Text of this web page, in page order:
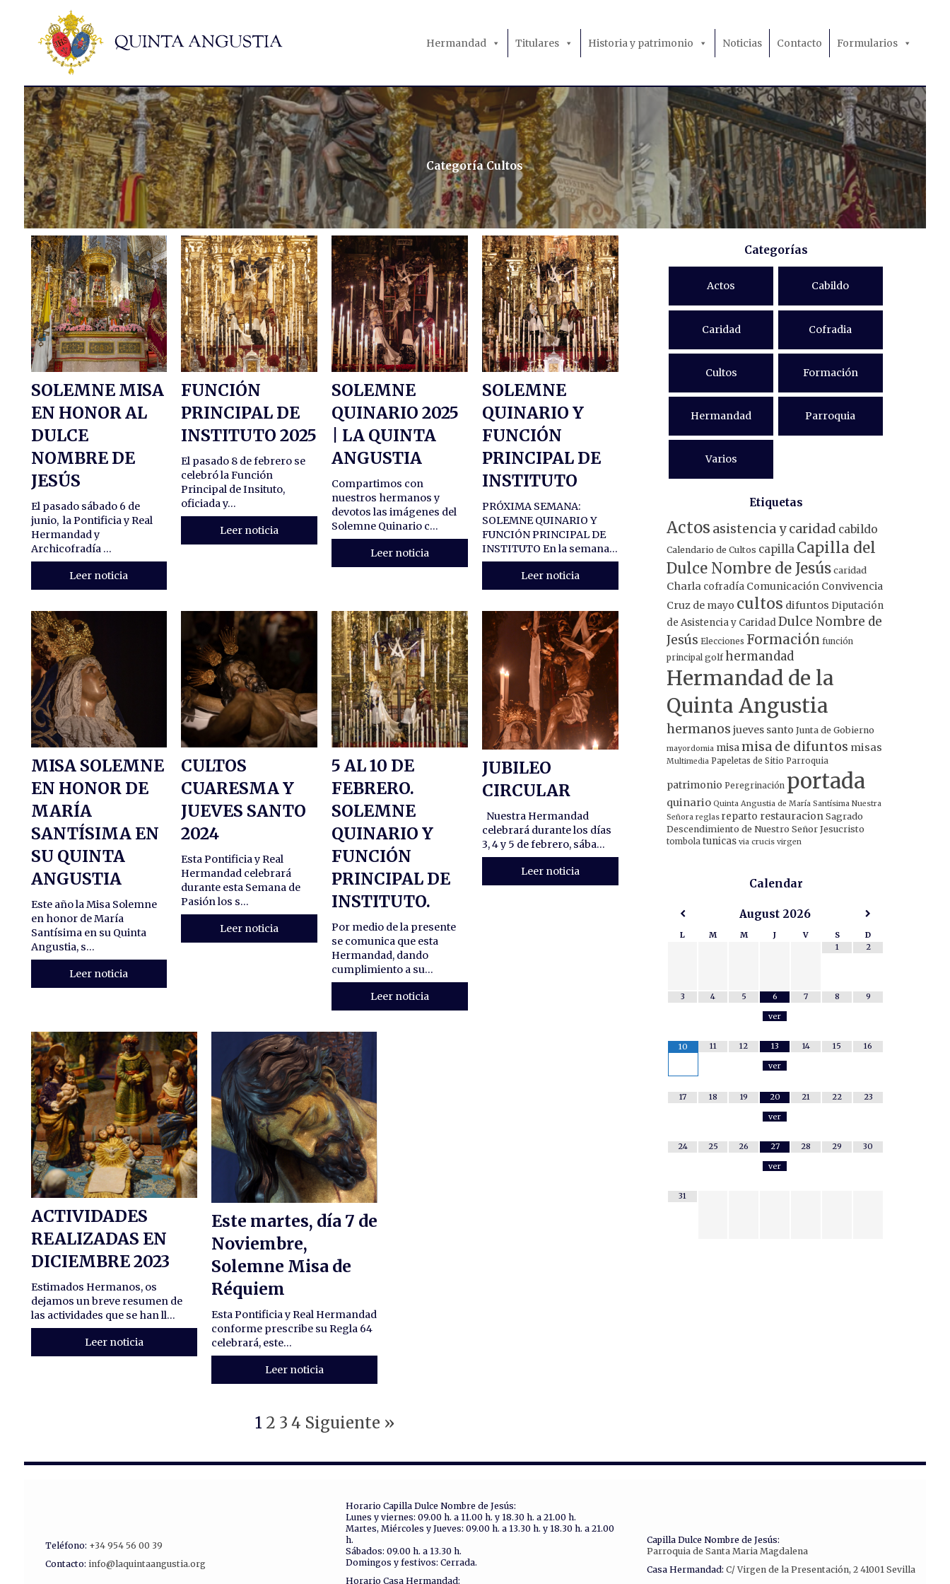
Hermandad Titulares Historia y patrimonio Noticias Contacto Formularios
Categoría Cultos
SOLEMNE MISA
EN HONOR AL
DULCE
NOMBRE DE
JESÚS
El pasado sábado 6 de
junio, la Pontificia y Real
Hermandad y
Archicofradía ...
Leer noticia
FUNCIÓN
PRINCIPAL DE
INSTITUTO 2025
El pasado 8 de febrero se
celebró la Función
Principal de Insituto,
oficiada y...
Leer noticia
SOLEMNE
QUINARIO 2025
| LA QUINTA
ANGUSTIA
Compartimos con
nuestros hermanos y
devotos las imágenes del
Solemne Quinario c...
Leer noticia
SOLEMNE
QUINARIO Y
FUNCIÓN
PRINCIPAL DE
INSTITUTO
PRÓXIMA SEMANA:
SOLEMNE QUINARIO Y
FUNCIÓN PRINCIPAL DE
INSTITUTO En la semana...
Leer noticia
MISA SOLEMNE
EN HONOR DE
MARÍA
SANTÍSIMA EN
SU QUINTA
ANGUSTIA
Este año la Misa Solemne
en honor de María
Santísima en su Quinta
Angustia, s...
Leer noticia
CULTOS
CUARESMA Y
JUEVES SANTO
2024
Esta Pontificia y Real
Hermandad celebrará
durante esta Semana de
Pasión los s...
Leer noticia
5 AL 10 DE
FEBRERO.
SOLEMNE
QUINARIO Y
FUNCIÓN
PRINCIPAL DE
INSTITUTO.
Por medio de la presente
se comunica que esta
Hermandad, dando
cumplimiento a su...
Leer noticia
JUBILEO
CIRCULAR
Nuestra Hermandad
celebrará durante los días
3, 4 y 5 de febrero, sába...
Leer noticia
ACTIVIDADES
REALIZADAS EN
DICIEMBRE 2023
Estimados Hermanos, os
dejamos un breve resumen de
las actividades que se han ll...
Leer noticia
Este martes, día 7 de
Noviembre,
Solemne Misa de
Réquiem
Esta Pontificia y Real Hermandad
conforme prescribe su Regla 64
celebrará, este...
Leer noticia
1 2 3 4 Siguiente »
Categorías
Actos Cabildo
Caridad Cofradia
Cultos Formación
Hermandad Parroquia
Varios
Etiquetas
Actos asistencia y caridad cabildo
Calendario de Cultos capilla Capilla del
Dulce Nombre de Jesús caridad
Charla cofradía Comunicación Convivencia
Cruz de mayo cultos difuntos Diputación
de Asistencia y CaridadDulce Nombre de
Jesús Elecciones Formación función
principal golf hermandad
Hermandad de la
Quinta Angustia
hermanos jueves santo Junta de Gobierno
mayordomia misamisa de difuntos misas
Multimedia Papeletas de Sitio Parroquia
patrimonio Peregrinación portada
quinario Quinta Angustia de María Santísima Nuestra
Señora reglas reparto restauracion Sagrado
Descendimiento de Nuestro Señor Jesucristo
tombola tunicas via crucis virgen
Calendar
August 2026
L M M J V S
D
1
2
3 4 5
6
ver
7 8 9
10 11 12
13
ver
14 15 16
17 18 19
20
ver
21 22 23
24 25 26
27
ver
28 29 30
31
Teléfono: +34 954 56 00 39
Contacto: info@laquintaangustia.org
Horario Capilla Dulce Nombre de Jesús:
Lunes y viernes: 09.00 h. a 11.00 h. y 18.30 h. a 21.00 h.
Martes, Miércoles y Jueves: 09.00 h. a 13.30 h. y 18.30 h. a 21.00
h.
Sábados: 09.00 h. a 13.30 h.
Domingos y festivos: Cerrada.
Horario Casa Hermandad:
Capilla Dulce Nombre de Jesús:
Parroquia de Santa Maria Magdalena
Casa Hermandad: C/ Virgen de la Presentación, 2 41001 Sevilla